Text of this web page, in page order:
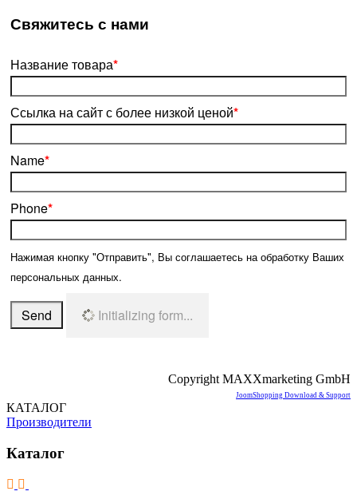
­Свяжитесь с нами
Название товара*
Ссылка на сайт с более низкой ценой*
Name*
Phone*
Нажимая кнопку "Отправить", Вы соглашаетесь на обработку Ваших
персональных данных.
Send Initializing form...
Copyright MAXXmarketing GmbH
JoomShopping Download & Support
КАТАЛОГ
Производители
Каталог